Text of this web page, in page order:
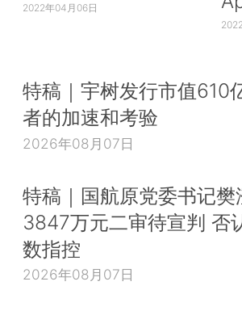
2022年04月06日
特稿｜宇树发行市值610
者的加速和考验
2026年08月07日
特稿｜国航原党委书记樊
3847万元二审待宣判 否
数指控
2026年08月07日